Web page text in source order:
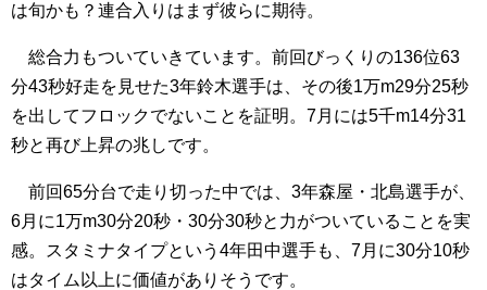
は旬かも？連合入りはまず彼らに期待。
総合力もついていきています。前回びっくりの136位63
分43秒好走を見せた3年鈴木選手は、その後1万m29分25秒
を出してフロックでないことを証明。7月には5千m14分31
秒と再び上昇の兆しです。
前回65分台で走り切った中では、3年森屋・北島選手が、
6月に1万m30分20秒・30分30秒と力がついていることを実
感。スタミナタイプという4年田中選手も、7月に30分10秒
はタイム以上に価値がありそうです。